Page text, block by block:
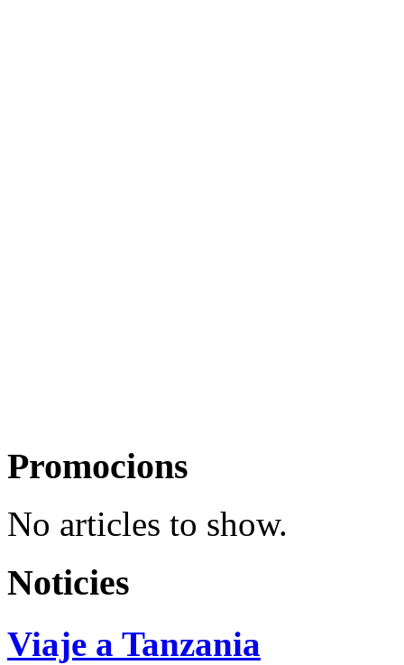
Promocions
No articles to show.
Noticies
Viaje a Tanzania